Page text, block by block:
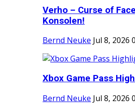
Verho – Curse of
Konsolen!
Bernd Neuke Jul 8, 2026 0
Xbox Game Pass
Bernd Neuke Jul 8, 2026 0